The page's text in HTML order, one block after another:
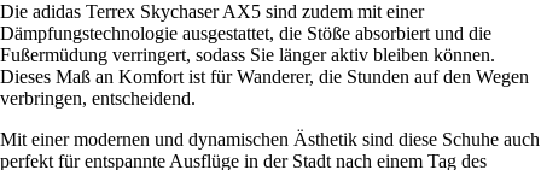
Die adidas Terrex Skychaser AX5 sind zudem mit einer
Dämpfungstechnologie ausgestattet, die Stöße absorbiert und die
Fußermüdung verringert, sodass Sie länger aktiv bleiben können.
Dieses Maß an Komfort ist für Wanderer, die Stunden auf den Wegen
verbringen, entscheidend.
Mit einer modernen und dynamischen Ästhetik sind diese Schuhe auch
perfekt für entspannte Ausflüge in der Stadt nach einem Tag des